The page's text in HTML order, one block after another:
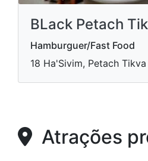
BLack Petach
Hamburguer/Fast Food
18 Ha'Sivim, Petach Tikva
Atrações